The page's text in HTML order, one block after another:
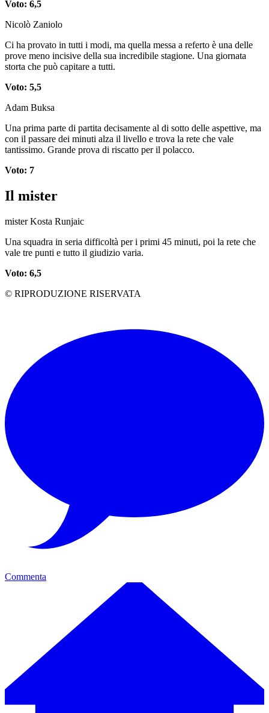
Voto: 6,5
Nicolò Zaniolo
Ci ha provato in tutti i modi, ma quella messa a referto è una delle
prove meno incisive della sua incredibile stagione. Una giornata
storta che può capitare a tutti.
Voto: 5,5
Adam Buksa
Una prima parte di partita decisamente al di sotto delle aspettive, ma
con il passare dei minuti alza il livello e trova la rete che vale
tantissimo. Grande prova di riscatto per il polacco.
Voto: 7
Il mister
mister Kosta Runjaic
Una squadra in seria difficoltà per i primi 45 minuti, poi la rete che
vale tre punti e tutto il giudizio varia.
Voto: 6,5
© RIPRODUZIONE RISERVATA
Commenta